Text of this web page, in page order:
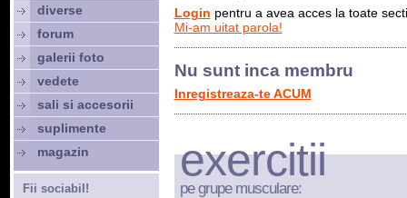
Login pentru a avea acces la toate
Mi-am uitat parola!
Nu sunt inca membru
Inregistreaza-te ACUM
exercitii
pe grupe musculare:
diverse
forum
galerii foto
vedete
sali si accesorii
suplimente
magazin
Fii sociabil!